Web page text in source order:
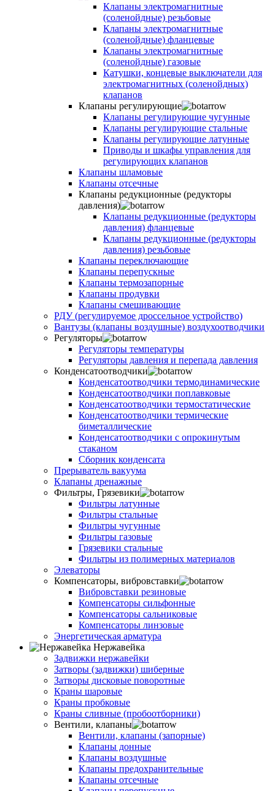
Клапаны электромагнитные
(соленойдные) резьбовые
Клапаны электромагнитные
(соленойдные) фланцевые
Клапаны электромагнитные
(соленойдные) газовые
Катушки, концевые выключатели для
электромагнитных (соленойдных)
клапанов
Клапаны регулирующие
Клапаны регулирующие чугунные
Клапаны регулирующие стальные
Клапаны регулирующие латунные
Приводы и шкафы управления для
регулирующих клапанов
Клапаны шламовые
Клапаны отсечные
Клапаны редукционные (редукторы
давления)
Клапаны редукционные (редукторы
давления) фланцевые
Клапаны редукционные (редукторы
давления) резьбовые
Клапаны переключающие
Клапаны перепускные
Клапаны термозапорные
Клапаны продувки
Клапаны смешивающие
РДУ (регулируемое дроссельное устройство)
Вантузы (клапаны воздушные) воздухоотводчики
Регуляторы
Регуляторы температуры
Регуляторы давления и перепада давления
Конденсатоотводчики
Конденсатоотводчики термодинамические
Конденсатоотводчики поплавковые
Конденсатоотводчики термостатические
Конденсатоотводчики термические
биметаллические
Конденсатоотводчики с опрокинутым
стаканом
Сборник конденсата
Прерыватель вакуума
Клапаны дренажные
Фильтры, Грязевики
Фильтры латунные
Фильтры стальные
Фильтры чугунные
Фильтры газовые
Грязевики стальные
Фильтры из полимерных материалов
Элеваторы
Компенсаторы, вибровставки
Вибровставки резиновые
Компенсаторы сильфонные
Компенсаторы сальниковые
Компенсаторы линзовые
Энергетическая арматура
Нержавейка
Задвижки нержавейки
Затворы (задвижки) шиберные
Затворы дисковые поворотные
Краны шаровые
Краны пробковые
Краны сливные (пробоотборники)
Вентили, клапаны
Вентили, клапаны (запорные)
Клапаны донные
Клапаны воздушные
Клапаны предохранительные
Клапаны отсечные